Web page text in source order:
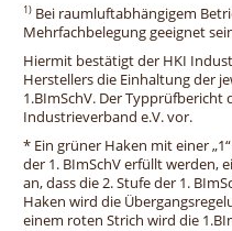
1) Bei raumluftabhängigem
Mehrfachbelegung geeignet
Hiermit bestätigt der HKI
Herstellers die Einhaltung der
1.BImSchV. Der
Industrieverband e.V. vor.
* Ein grüner Haken mit einer
der 1. BImSchV erfüllt werden,
an, dass die 2. Stufe der 1.
Haken wird die
einem roten Strich wird die